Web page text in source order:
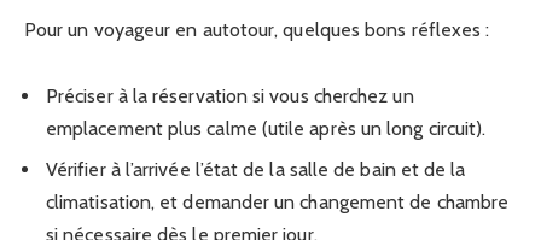
Pour un voyageur en autotour, quelques bons réflexes :
Préciser à la réservation si vous cherchez un
emplacement plus calme (utile après un long circuit).
Vérifier à l’arrivée l’état de la salle de bain et de la
climatisation, et demander un changement de chambre
si nécessaire dès le premier jour.